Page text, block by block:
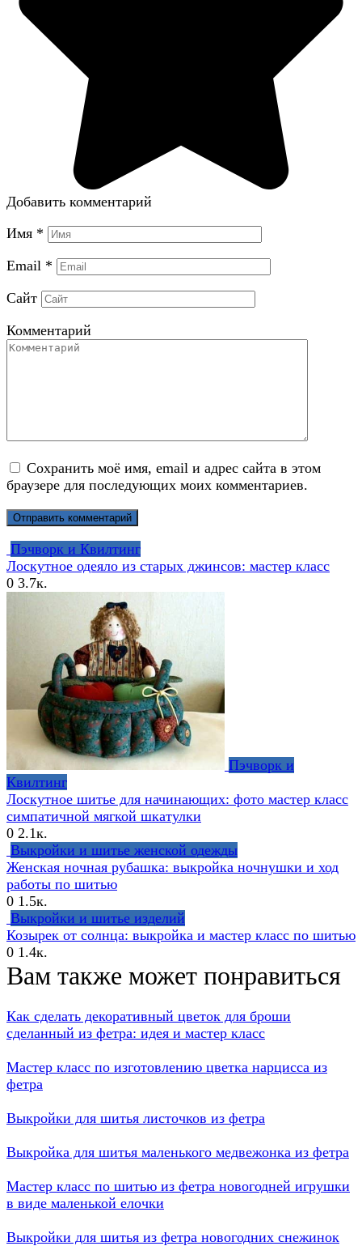
Добавить комментарий
Имя *
Email *
Сайт
Комментарий
Сохранить моё имя, email и адрес сайта в этом
браузере для последующих моих комментариев.
Пэчворк и Квилтинг
Лоскутное одеяло из старых джинсов: мастер класс
0 3.7к.
Пэчворк и
Квилтинг
Лоскутное шитье для начинающих: фото мастер класс
симпатичной мягкой шкатулки
0 2.1к.
Выкройки и шитье женской одежды
Женская ночная рубашка: выкройка ночнушки и ход
работы по шитью
0 1.5к.
Выкройки и шитье изделий
Козырек от солнца: выкройка и мастер класс по шитью
0 1.4к.
Вам также может понравиться
Как сделать декоративный цветок для броши
сделанный из фетра: идея и мастер класс
Мастер класс по изготовлению цветка нарцисса из
фетра
Выкройки для шитья листочков из фетра
Выкройка для шитья маленького медвежонка из фетра
Мастер класс по шитью из фетра новогодней игрушки
в виде маленькой елочки
Выкройки для шитья из фетра новогодних снежинок